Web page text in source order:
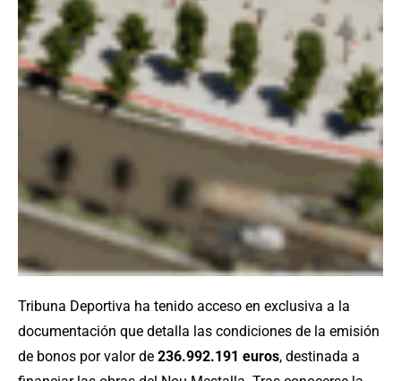
Tribuna Deportiva ha tenido acceso en exclusiva a la
documentación que detalla las condiciones de la emisión
de bonos por valor de 236.992.191 euros, destinada a